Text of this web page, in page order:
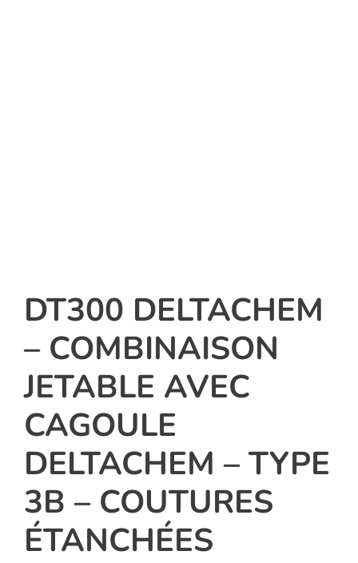
DT300 DELTACHEM
– COMBINAISON
JETABLE AVEC
CAGOULE
DELTACHEM – TYPE
3B – COUTURES
ÉTANCHÉES